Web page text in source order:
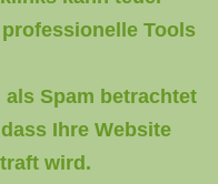
Tools
Spam betrachtet
Ihre Website
wird.